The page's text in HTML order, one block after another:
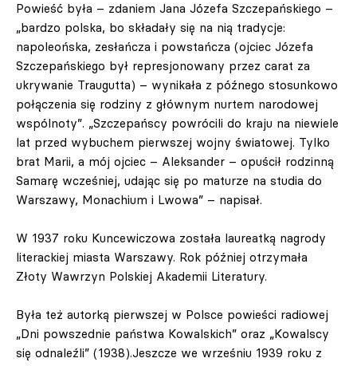
Powieść była – zdaniem Jana Józefa Szczepańskiego –
„bardzo polska, bo składały się na nią tradycje:
napoleońska, zesłańcza i powstańcza (ojciec Józefa
Szczepańskiego był represjonowany przez carat za
ukrywanie Traugutta) – wynikała z późnego stosunkowo
połączenia się rodziny z głównym nurtem narodowej
wspólnoty”. „Szczepańscy powrócili do kraju na niewiele
lat przed wybuchem pierwszej wojny światowej. Tylko
brat Marii, a mój ojciec – Aleksander – opuścił rodzinną
Samarę wcześniej, udając się po maturze na studia do
Warszawy, Monachium i Lwowa” – napisał.
W 1937 roku Kuncewiczowa została laureatką nagrody
literackiej miasta Warszawy. Rok później otrzymała
Złoty Wawrzyn Polskiej Akademii Literatury.
Była też autorką pierwszej w Polsce powieści radiowej
„Dni powszednie państwa Kowalskich” oraz „Kowalscy
się odnaleźli” (1938).Jeszcze we wrześniu 1939 roku z